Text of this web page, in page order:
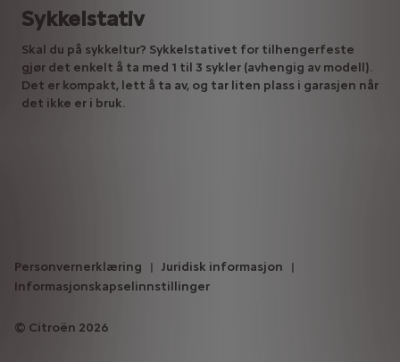
Sykkelstativ
Skal du på sykkeltur? Sykkelstativet for tilhengerfeste
gjør det enkelt å ta med 1 til 3 sykler (avhengig av modell).
Det er kompakt, lett å ta av, og tar liten plass i garasjen når
det ikke er i bruk.
Citroën 2026
Personvernerklæring
Juridisk informasjon
Informasjonskapselinnstillinger